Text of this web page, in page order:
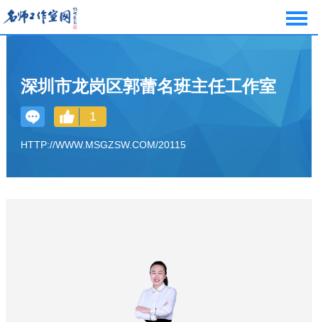
深圳市龙岗区郭蕾名班主任工作室
1
HTTP://WWW.MSGZSW.COM/20115